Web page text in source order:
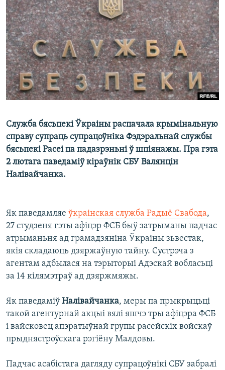
КУЛЬТУРА
КАЛЯНДАР
МОВА
НА ХВАЛЯХ СВАБОДЫ
Служба бясьпекі Ўкраіны распачала крымінальную
справу супраць супрацоўніка Фэдэральнай службы
бясьпекі Расеі па падазрэньні ў шпіянажы. Пра гэта
2 лютага паведаміў кіраўнік СБУ Валянцін
Налівайчанка.
Як паведамляе ўкраінская служба Радыё Свабода,
27 студзеня гэты афіцэр ФСБ быў затрыманы падчас
атрыманьня ад грамадзяніна Ўкраіны зьвестак,
якія складаюць дзяржаўную тайну. Сустрэча з
агентам адбылася на тэрыторыі Адэскай вобласьці
за 14 кілямэтраў ад дзяржмяжы.
Як паведаміў Налівайчанка, меры па прыкрыцьці
такой агентурнай акцыі вялі яшчэ тры афіцэра ФСБ
і вайсковец апэратыўнай групы расейскіх войскаў
прыднястроўскага рэгіёну Малдовы.
Падчас асабістага дагляду супрацоўнікі СБУ забралі